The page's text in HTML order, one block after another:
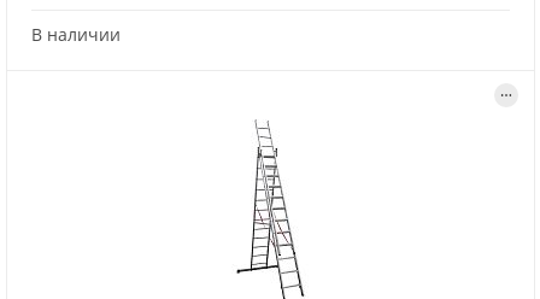
В наличии